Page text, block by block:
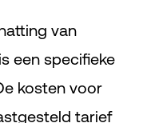
van
een specifieke
kosten voor
tarief